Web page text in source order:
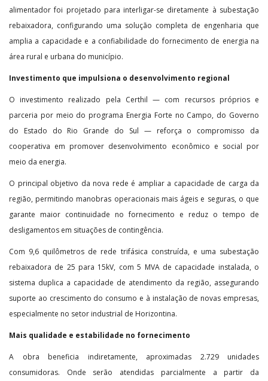
alimentador foi projetado para interligar-se diretamente à subestação
rebaixadora, configurando uma solução completa de engenharia que
amplia a capacidade e a confiabilidade do fornecimento de energia na
área rural e urbana do município.
Investimento que impulsiona o desenvolvimento regional
O investimento realizado pela Certhil — com recursos próprios e
parceria por meio do programa Energia Forte no Campo, do Governo
do Estado do Rio Grande do Sul — reforça o compromisso da
cooperativa em promover desenvolvimento econômico e social por
meio da energia.
O principal objetivo da nova rede é ampliar a capacidade de carga da
região, permitindo manobras operacionais mais ágeis e seguras, o que
garante maior continuidade no fornecimento e reduz o tempo de
desligamentos em situações de contingência.
Com 9,6 quilômetros de rede trifásica construída, e uma subestação
rebaixadora de 25 para 15kV, com 5 MVA de capacidade instalada, o
sistema duplica a capacidade de atendimento da região, assegurando
suporte ao crescimento do consumo e à instalação de novas empresas,
especialmente no setor industrial de Horizontina.
Mais qualidade e estabilidade no fornecimento
A obra beneficia indiretamente, aproximadas 2.729 unidades
consumidoras. Onde serão atendidas parcialmente a partir da